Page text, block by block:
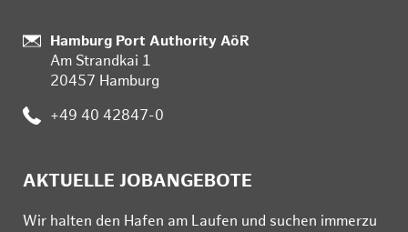
:
Hamburg Port Authority AöR
Am Strandkai 1
20457 Hamburg
: +49 40 42847-0
AKTUELLE JOBANGEBOTE
Wir hal­ten den Ha­fen am Lau­fen und su­chen im­mer­zu